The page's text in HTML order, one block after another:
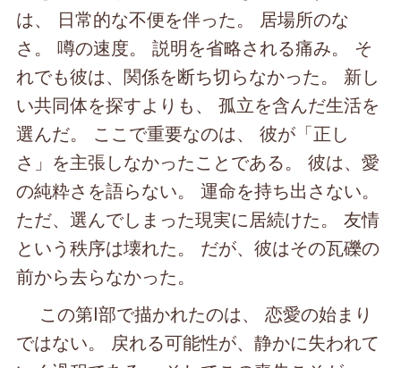
は、 日常的な不便を伴った。 居場所のな
さ。 噂の速度。 説明を省略される痛み。 そ
れでも彼は、関係を断ち切らなかった。 新し
い共同体を探すよりも、 孤立を含んだ生活を
選んだ。 ここで重要なのは、 彼が「正し
さ」を主張しなかったことである。 彼は、愛
の純粋さを語らない。 運命を持ち出さない。
ただ、選んでしまった現実に居続けた。 友情
という秩序は壊れた。 だが、彼はその瓦礫の
前から去らなかった。
この第Ⅰ部で描かれたのは、 恋愛の始まり
ではない。 戻れる可能性が、静かに失われて